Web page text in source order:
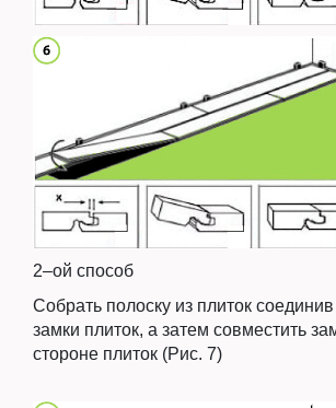
2–ой способ
Собрать полоску из плиток
замки плиток, а затем совместить
стороне плиток (Рис. 7)